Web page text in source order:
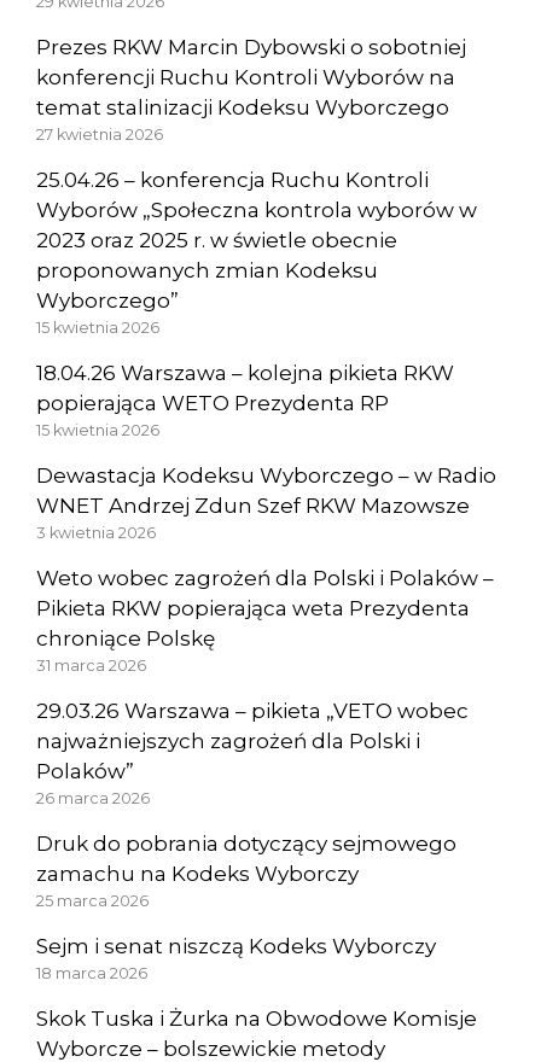
Prezes RKW Marcin Dybowski o sobotniej
konferencji Ruchu Kontroli Wyborów na
temat stalinizacji Kodeksu Wyborczego
27 kwietnia 2026
25.04.26 – konferencja Ruchu Kontroli
Wyborów „Społeczna kontrola wyborów w
2023 oraz 2025 r. w świetle obecnie
proponowanych zmian Kodeksu
Wyborczego”
15 kwietnia 2026
18.04.26 Warszawa – kolejna pikieta RKW
popierająca WETO Prezydenta RP
15 kwietnia 2026
Dewastacja Kodeksu Wyborczego – w Radio
WNET Andrzej Zdun Szef RKW Mazowsze
3 kwietnia 2026
Weto wobec zagrożeń dla Polski i Polaków –
Pikieta RKW popierająca weta Prezydenta
chroniące Polskę
31 marca 2026
29.03.26 Warszawa – pikieta „VETO wobec
najważniejszych zagrożeń dla Polski i
Polaków”
26 marca 2026
Druk do pobrania dotyczący sejmowego
zamachu na Kodeks Wyborczy
25 marca 2026
Sejm i senat niszczą Kodeks Wyborczy
18 marca 2026
Skok Tuska i Żurka na Obwodowe Komisje
Wyborcze – bolszewickie metody